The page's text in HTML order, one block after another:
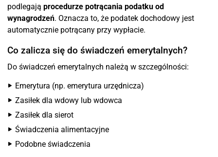
podlegają procedurze potrącania podatku od
wynagrodzeń. Oznacza to, że podatek dochodowy jest
automatycznie potrącany przy wypłacie.
Co zalicza się do świadczeń emerytalnych?
Do świadczeń emerytalnych należą w szczególności:
Emerytura (np. emerytura urzędnicza)
Zasiłek dla wdowy lub wdowca
Zasiłek dla sierot
Świadczenia alimentacyjne
Podobne świadczenia